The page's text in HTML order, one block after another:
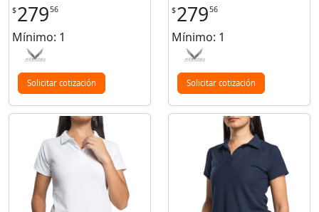
$279 56
Mínimo: 1
Solicitar cotización
$279 56
Mínimo: 1
Solicitar cotización